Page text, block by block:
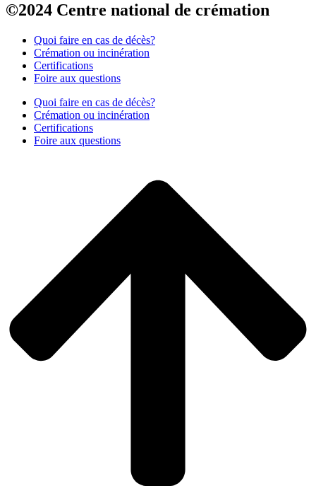
©2024 Centre national de crémation
Quoi faire en cas de décès?
Crémation ou incinération
Certifications
Foire aux questions
Quoi faire en cas de décès?
Crémation ou incinération
Certifications
Foire aux questions